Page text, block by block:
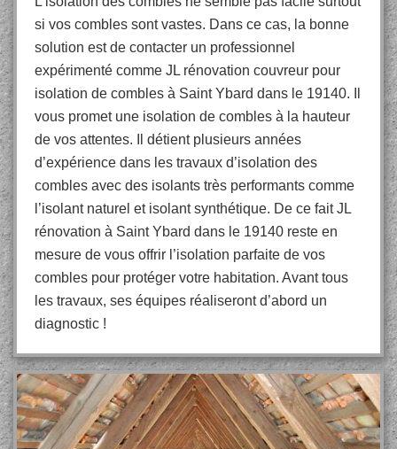
si vos combles sont vastes. Dans ce cas, la bonne
solution est de contacter un professionnel
expérimenté comme JL rénovation couvreur pour
isolation de combles à Saint Ybard dans le 19140. Il
vous promet une isolation de combles à la hauteur
de vos attentes. Il détient plusieurs années
d’expérience dans les travaux d’isolation des
combles avec des isolants très performants comme
l’isolant naturel et isolant synthétique. De ce fait JL
rénovation à Saint Ybard dans le 19140 reste en
mesure de vous offrir l’isolation parfaite de vos
combles pour protéger votre habitation. Avant tous
les travaux, ses équipes réaliseront d’abord un
diagnostic !